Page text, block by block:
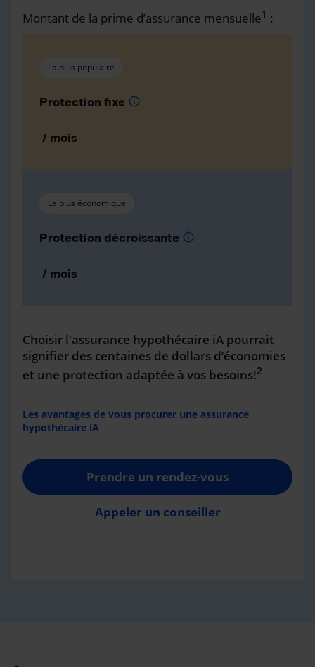
Montant de la prime d’assurance mensuelle1 :
La plus populaire
Protection fixe info
/ mois
La plus économique
Protection décroissante info
/ mois
Choisir l'assurance hypothécaire iA pourrait
signifier des centaines de dollars d’économies
et une protection adaptée à vos besoins!2
Les avantages de vous procurer une assurance
hypothécaire iA
Prendre un rendez-vous
Appeler un conseiller